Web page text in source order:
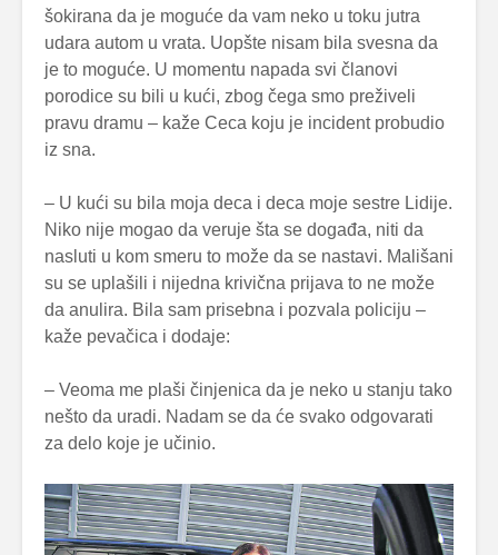
šokirana da je moguće da vam neko u toku jutra
udara autom u vrata. Uopšte nisam bila svesna da
je to moguće. U momentu napada svi članovi
porodice su bili u kući, zbog čega smo preživeli
pravu dramu – kaže Ceca koju je incident probudio
iz sna.
– U kući su bila moja deca i deca moje sestre Lidije.
Niko nije mogao da veruje šta se događa, niti da
nasluti u kom smeru to može da se nastavi. Mališani
su se uplašili i nijedna krivična prijava to ne može
da anulira. Bila sam prisebna i pozvala policiju –
kaže pevačica i dodaje:
– Veoma me plaši činjenica da je neko u stanju tako
nešto da uradi. Nadam se da će svako odgovarati
za delo koje je učinio.